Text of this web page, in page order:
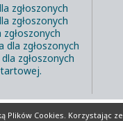
zgłoszonych
zgłoszonych
dla zgłoszonych
zgłoszonych
Plików Cookies. Korzystając